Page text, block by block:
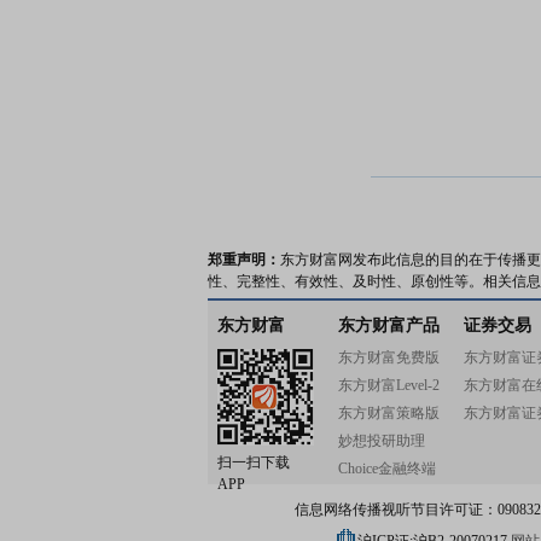
郑重声明： 东方财富网发布此信息的目的在于传播
性、完整性、有效性、及时性、原创性等。相关信
东方财富
扫一扫下载
APP
东方财富产品
东方财富免费版
东方财富Level-2
东方财富策略版
妙想投研助理
Choice金融终端
证券交易
东方财富证
东方财富在
东方财富证
信息网络传播视听节目许可证：